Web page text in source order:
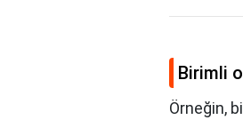
Birimli
Örneğin,